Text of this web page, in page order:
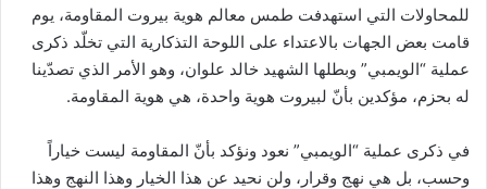
للمحاولات التي استهدفت طمس معالم هوية بيروت المقاومة، يوم
قامت بعض الجهات بالاعتداء على اللوحة التذكارية التي تخلّد ذكرى
عملية “الويمبي” وبطلها الشهيد خالد علوان، وهو الأمر الذي تصدّينا
له بحزم، مؤكدين بأنّ لبيروت هوية واحدة، هي هوية المقاومة.
في ذكرى عملية “الويمبي” نعود ونؤكد بأنّ المقاومة ليست خياراً
وحسب، بل هي نهج وقرار، ولن نحيد عن هذا الخيار وهذا النهج وهذا